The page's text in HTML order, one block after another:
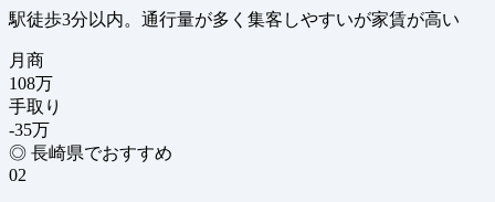
駅徒歩3分以内。通行量が多く集客しやすいが家賃が高い
月商
108万
手取り
-35万
◎ 長崎県でおすすめ
02